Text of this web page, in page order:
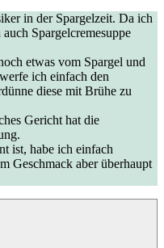
in der Spargelzeit. Da ich
Spargelcremesuppe
etwas vom Spargel und
ich einfach den
diese mit Brühe zu
Gericht hat die
ist, habe ich einfach
Geschmack aber überhaupt